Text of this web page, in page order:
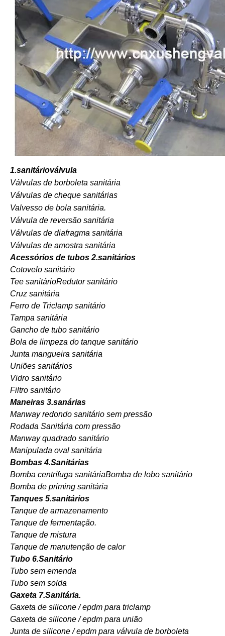
1.sanitárioválvula
Válvulas de borboleta sanitária
Válvulas de cheque sanitárias
Valvesso de bola sanitária.
Válvula de reversão sanitária
Válvulas de diafragma sanitária
Válvulas de amostra sanitária
Acessórios de tubos 2.sanitários
Cotovelo sanitário
Tee sanitárioRedutor sanitário
Cruz sanitária
Ferro de Triclamp sanitário
Tampa sanitária
Gancho de tubo sanitário
Bola de limpeza do tanque sanitário
Junta mangueira sanitária
Uniões sanitários
Vidro sanitário
Filtro sanitário
Maneiras 3.sanárias
Manway redondo sanitário sem pressão
Rodada Sanitária com pressão
Manway quadrado sanitário
Manipulada oval sanitária
Bombas 4.Sanitárias
Bomba centrífuga sanitáriaBomba de lobo sanitário
Bomba de priming sanitária
Tanques 5.sanitários
Tanque de armazenamento
Tanque de fermentação.
Tanque de mistura
Tanque de manutenção de calor
Tubo 6.Sanitário
Tubo sem emenda
Tubo sem solda
Gaxeta 7.Sanitária.
Gaxeta de silicone / epdm para triclamp
Gaxeta de silicone / epdm para união
Junta de silicone / epdm para válvula de borboleta